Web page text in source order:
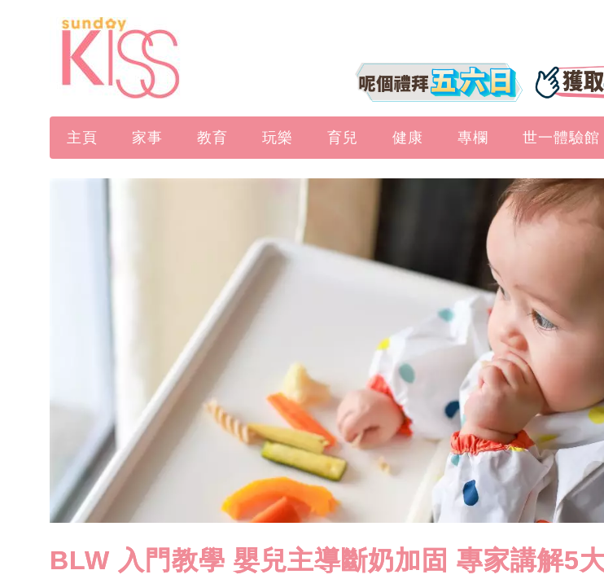
主頁 家事 教育 玩樂 育兒 健康 專欄 世一體驗館
BLW 入門教學 嬰兒主導斷奶加固 專家講解5